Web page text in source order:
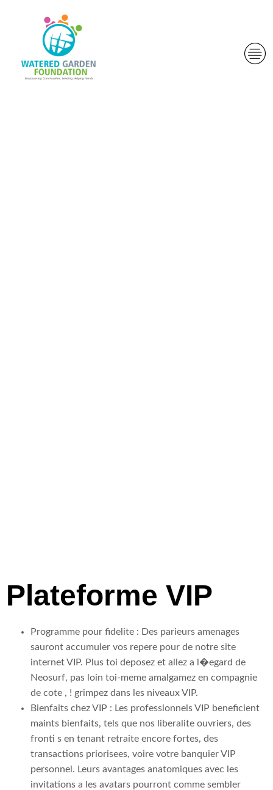
Plateforme VIP
Programme pour fidelite : Des parieurs amenages
sauront accumuler vos repere pour de notre site
internet VIP. Plus toi deposez et allez a l�egard de
Neosurf, pas loin toi-meme amalgamez en compagnie
de cote , ! grimpez dans les niveaux VIP.
Bienfaits chez VIP : Les professionnels VIP beneficient
maints bienfaits, tels que nos liberalite ouvriers, des
fronti s en tenant retraite encore fortes, des
transactions priorisees, voire votre banquier VIP
personnel. Leurs avantages anatomiques avec les
invitations a les avatars pourront comme sembler